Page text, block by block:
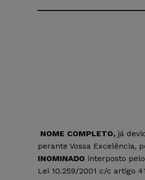
NOME COMPLETO, já
perante Vossa Excelência,
INOMINADO interposto
Lei 10.259/2001 c/c artigo